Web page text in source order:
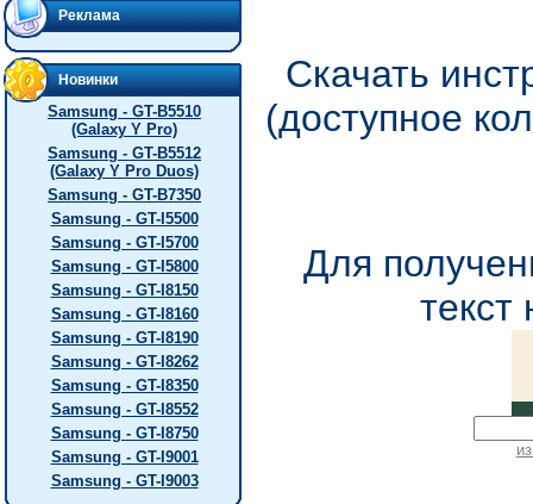
Реклама
Новинки
Samsung - GT-B5510
(Galaxy Y Pro)
Samsung - GT-B5512
(Galaxy Y Pro Duos)
Samsung - GT-B7350
Samsung - GT-I5500
Samsung - GT-I5700
Samsung - GT-I5800
Samsung - GT-I8150
Samsung - GT-I8160
Samsung - GT-I8190
Samsung - GT-I8262
Samsung - GT-I8350
Samsung - GT-I8552
Samsung - GT-I8750
Samsung - GT-I9001
Samsung - GT-I9003
Скачать
(доступное
Для
текст